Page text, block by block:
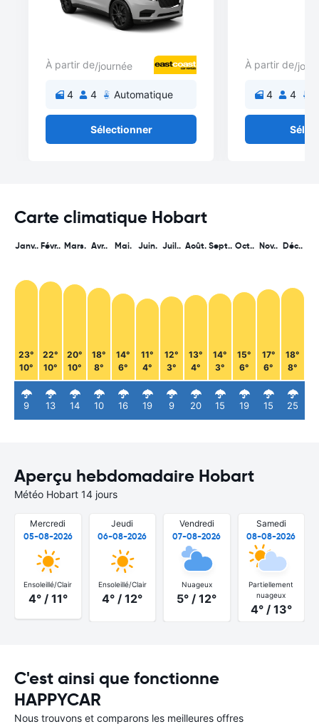
À partir de/journée
4 4 Automatique
Sélectionner
À partir de/
4 4
Carte climatique Hobart
Janv..
23°
10°
9
Févr..
22°
10°
13
Mars.
20°
10°
14
Avr..
18°
8°
10
Mai.
14°
6°
16
Juin.
11°
4°
19
Juil..
12°
3°
9
Août.
13°
4°
20
Sept..
14°
3°
15
Oct..
15°
6°
19
Nov..
17°
6°
15
Déc..
18°
8°
25
Aperçu hebdomadaire Hobart
Météo Hobart 14 jours
Mercredi
05-08-2026
Ensoleillé/Clair
4° / 11°
Jeudi
06-08-2026
Ensoleillé/Clair
4° / 12°
Vendredi
07-08-2026
Nuageux
5° / 12°
Samedi
08-08-2026
Partiellement
nuageux
4° / 13°
C'est ainsi que fonctionne
HAPPYCAR
Nous trouvons et comparons les meilleures offres